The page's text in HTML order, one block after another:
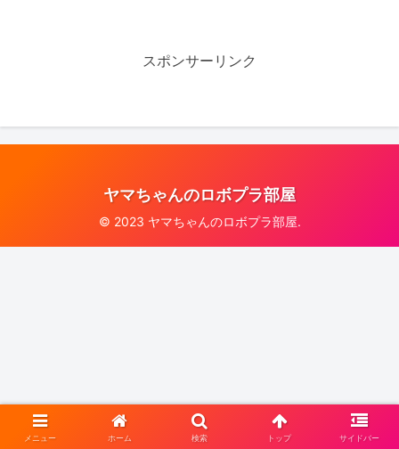
スポンサーリンク
ヤマちゃんのロボプラ部屋
© 2023 ヤマちゃんのロボプラ部屋.
メニュー ホーム 検索 トップ サイドバー